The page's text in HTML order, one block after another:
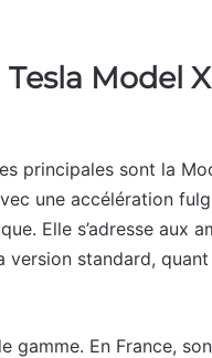
Model
principales sont la
une accélération
Elle s’adresse aux
standard,
gamme. En France,